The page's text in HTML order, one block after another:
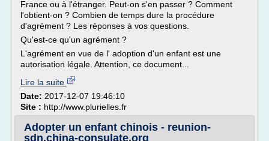
France ou à l'étranger. Peut-on s'en passer ? Comment
l'obtient-on ? Combien de temps dure la procédure
d'agrément ? Les réponses à vos questions.
Qu'est-ce qu'un agrément ?
L'agrément en vue de l' adoption d'un enfant est une
autorisation légale. Attention, ce document...
Lire la suite
Date: 2017-12-07 19:46:10
Site : http://www.plurielles.fr
Adopter un enfant chinois - reunion-
sdn.china-consulate.org